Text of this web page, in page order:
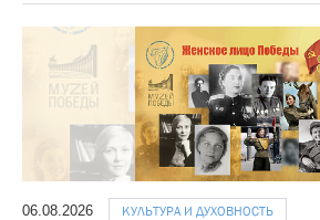
06.08.2026 КУЛЬТУРА И ДУХОВНОСТЬ